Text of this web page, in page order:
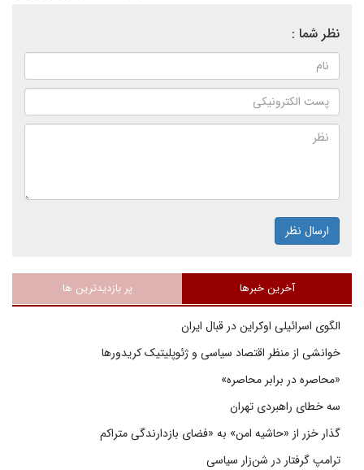
نظر شما :
ارسال نظر
آخرین خبرها پر بازدیدترین ها
الگوی اسرائیلی اوکراین در قبال ایران
خوانشی از منظر اقتصاد سیاسی و ژئوپلیتیک کریدورها
«محاصره در برابر محاصره»
سه خطای راهبردی تهران
گذار خزر از «حاشیه امن» به «فضای بازدارندگی متراکم
ترامپ گرفتار در شن‌زار سیاسی